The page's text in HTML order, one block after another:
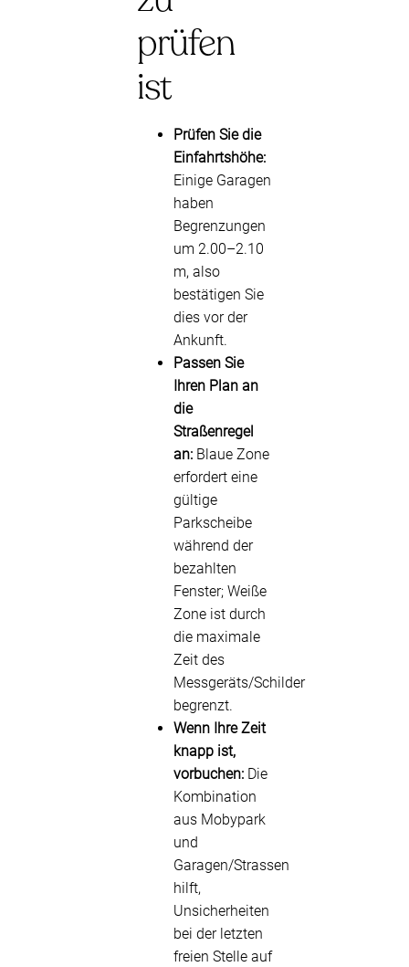
prüfen
ist
Prüfen Sie die
Einfahrtshöhe:
Einige Garagen
haben
Begrenzungen
um 2.00–2.10
m, also
bestätigen Sie
dies vor der
Ankunft.
Passen Sie
Ihren Plan an
die
Straßenregel
an: Blaue Zone
erfordert eine
gültige
Parkscheibe
während der
bezahlten
Fenster; Weiße
Zone ist durch
die maximale
Zeit des
Messgeräts/Schilder
begrenzt.
Wenn Ihre Zeit
knapp ist,
vorbuchen: Die
Kombination
aus Mobypark
und
Garagen/Strassen
hilft,
Unsicherheiten
bei der letzten
freien Stelle auf